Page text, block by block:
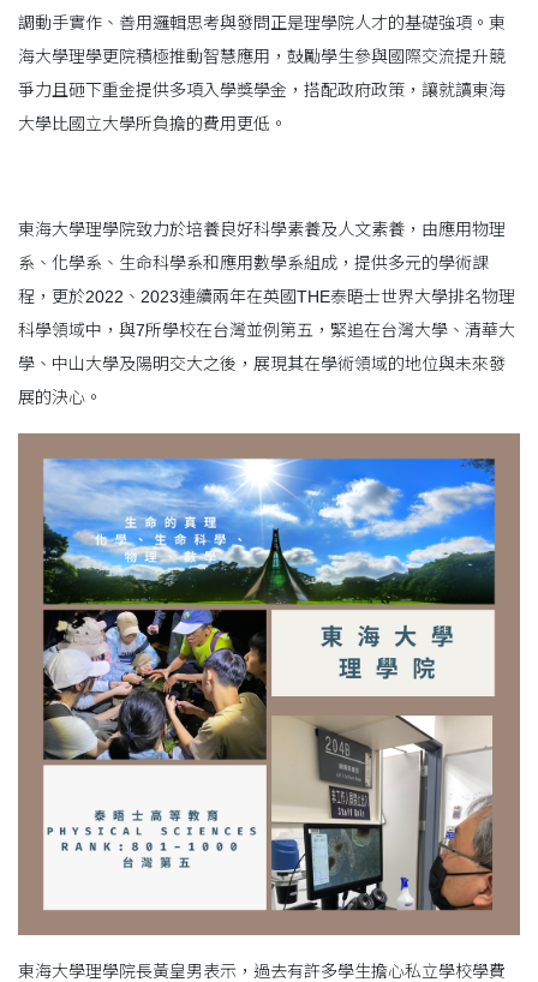
調動手實作、善用邏輯思考與發問正是理學院人才的基礎強項。東
海大學理學更院積極推動智慧應用，鼓勵學生參與國際交流提升競
爭力且砸下重金提供多項入學獎學金，搭配政府政策，讓就讀東海
大學比國立大學所負擔的費用更低。
東海大學理學院致力於培養良好科學素養及人文素養，由應用物理
系、化學系、生命科學系和應用數學系組成，提供多元的學術課
程，更於2022、2023連續兩年在英國THE泰晤士世界大學排名物理
科學領域中，與7所學校在台灣並例第五，緊追在台灣大學、清華大
學、中山大學及陽明交大之後，展現其在學術領域的地位與未來發
展的決心。
東海大學理學院長黃皇男表示，過去有許多學生擔心私立學校學費